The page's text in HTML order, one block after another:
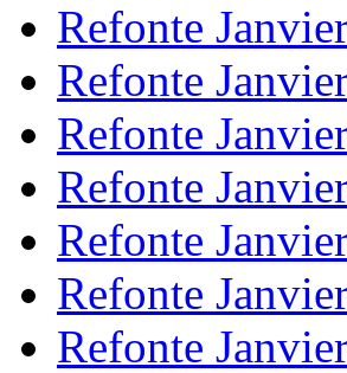
Refonte
Refonte
Refonte
Refonte
Refonte
Refonte
Refonte